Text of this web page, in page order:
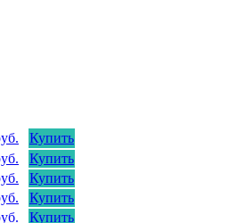
Купить
Купить
Купить
Купить
Купить